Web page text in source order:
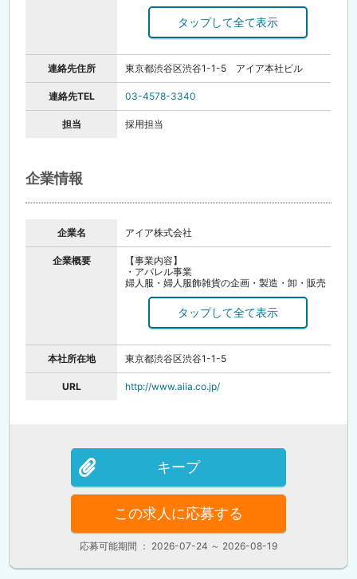
●一次面接はオンラインにて行います。
※お電話でのご応募もお待ちしております。
連絡先住所 東京都渋谷区渋谷1-1-5 アイア本社ビル
連絡先TEL 03-4578-3340
担当 採用担当
企業情報
企業名 アイア株式会社
企業概要
【事業内容】
・アパレル事業
婦人服・婦人服飾雑貨の企画・製造・卸・販売
・メディア事業
モバイルコンテンツ（アプリ）：「乃木坂46リ
グンソク ときめきLOVEストーリー」
出版：「クロスワードパクロス」「ペイントロ
ジック」「スーパーペイントロジック」
【設立】1971年（昭和46年）9月16日
本社所在地 東京都渋谷区渋谷1-1-5
URL http://www.aiia.co.jp/
キープ
この求人に応募する
応募可能期間 ： 2026-07-24 ～ 2026-08-19